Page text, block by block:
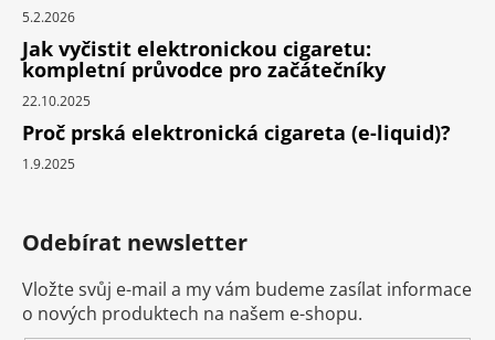
5.2.2026
Jak vyčistit elektronickou cigaretu:
kompletní průvodce pro začátečníky
22.10.2025
Proč prská elektronická cigareta (e-liquid)?
1.9.2025
Odebírat newsletter
Vložte svůj e-mail a my vám budeme zasílat informace
o nových produktech na našem e-shopu.